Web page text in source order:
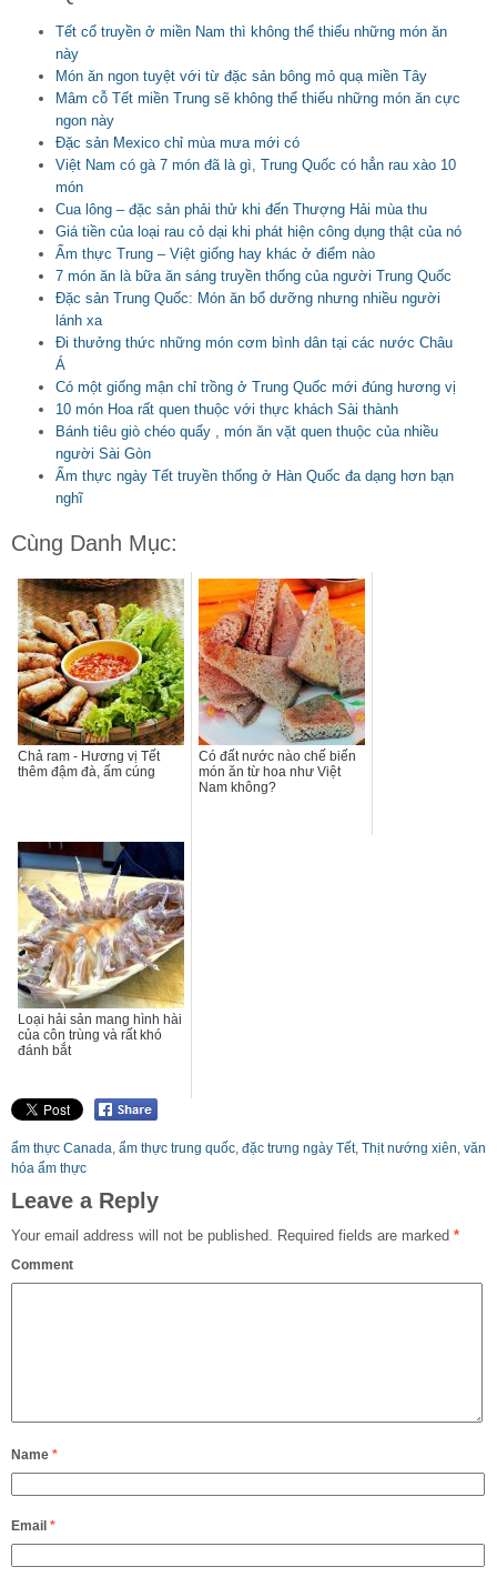
Tết cổ truyền ở miền Nam thì không thể thiếu những món ăn
này
Món ăn ngon tuyệt với từ đặc sản bông mỏ quạ miền Tây
Mâm cỗ Tết miền Trung sẽ không thể thiếu những món ăn cực
ngon này
Đặc sản Mexico chỉ mùa mưa mới có
Việt Nam có gà 7 món đã là gì, Trung Quốc có hẳn rau xào 10
món
Cua lông – đặc sản phải thử khi đến Thượng Hải mùa thu
Giá tiền của loại rau cỏ dại khi phát hiện công dụng thật của nó
Ẩm thực Trung – Việt giống hay khác ở điểm nào
7 món ăn là bữa ăn sáng truyền thống của người Trung Quốc
Đặc sản Trung Quốc: Món ăn bổ dưỡng nhưng nhiều người
lánh xa
Đi thưởng thức những món cơm bình dân tại các nước Châu
Á
Có một giống mận chỉ trồng ở Trung Quốc mới đúng hương vị
10 món Hoa rất quen thuộc với thực khách Sài thành
Bánh tiêu giò chéo quẩy , món ăn vặt quen thuộc của nhiều
người Sài Gòn
Ẩm thực ngày Tết truyền thống ở Hàn Quốc đa dạng hơn bạn
nghĩ
Cùng Danh Mục:
Chả ram - Hương vị Tết
thêm đậm đà, ấm cúng
Có đất nước nào chế biến
món ăn từ hoa như Việt
Nam không?
Loại hải sản mang hình hài
của côn trùng và rất khó
đánh bắt
ẩm thực Canada ẩm thực trung quốc đặc trưng ngày Tết, Thịt nướng xiên văn
hóa ẩm thực
Leave a Reply
Your email address will not be published. Required fields are marked *
Comment
Name *
Email *